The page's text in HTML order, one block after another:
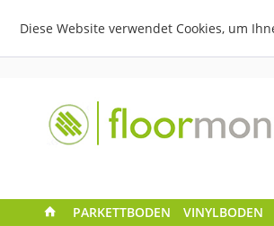
PARKETTBODEN VINYLBODEN
Diese Website verwendet Cookies, um